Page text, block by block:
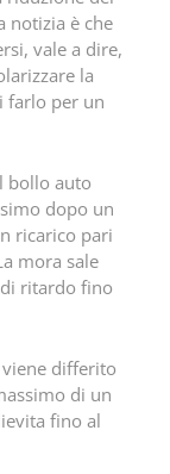
notizia è che
vale a dire,
la
farlo per un
bollo auto
dopo un
ricarico pari
mora sale
ritardo fino
differito
di un
fino al